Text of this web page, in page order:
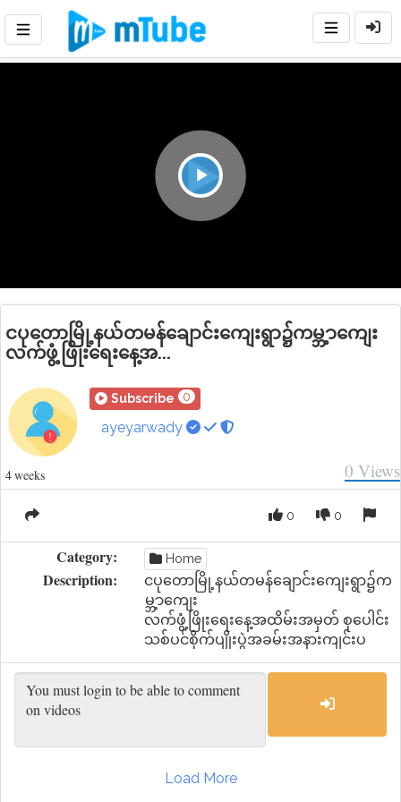
Play
ငပုတောမြို့နယ်တမန်ချောင်းကျေးရွာ၌ကမ္ဘ့ာကျေး
လက်ဖွံ့ဖြိုးရေးနေ့အ...
Subscribe 0
ayeyarwady
4 weeks 0 Views
0
0
Category: Home
Description:
ငပုတောမြို့နယ်တမန်ချောင်းကျေးရွာ၌က
မ္ဘ့ာကျေး
လက်ဖွံ့ဖြိုးရေးနေ့အထိမ်းအမှတ် စုပေါင်း
သစ်ပင်စိုက်ပျိုးပွဲအခမ်းအနားကျင်းပ
Load More